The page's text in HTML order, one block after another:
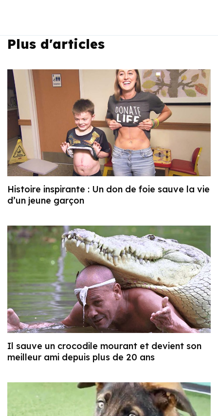
Plus d'articles
Histoire inspirante : Un don de foie sauve la vie
d’un jeune garçon
Il sauve un crocodile mourant et devient son
meilleur ami depuis plus de 20 ans